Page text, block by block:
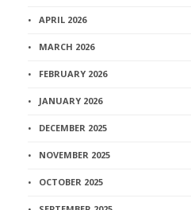
APRIL 2026
MARCH 2026
FEBRUARY 2026
JANUARY 2026
DECEMBER 2025
NOVEMBER 2025
OCTOBER 2025